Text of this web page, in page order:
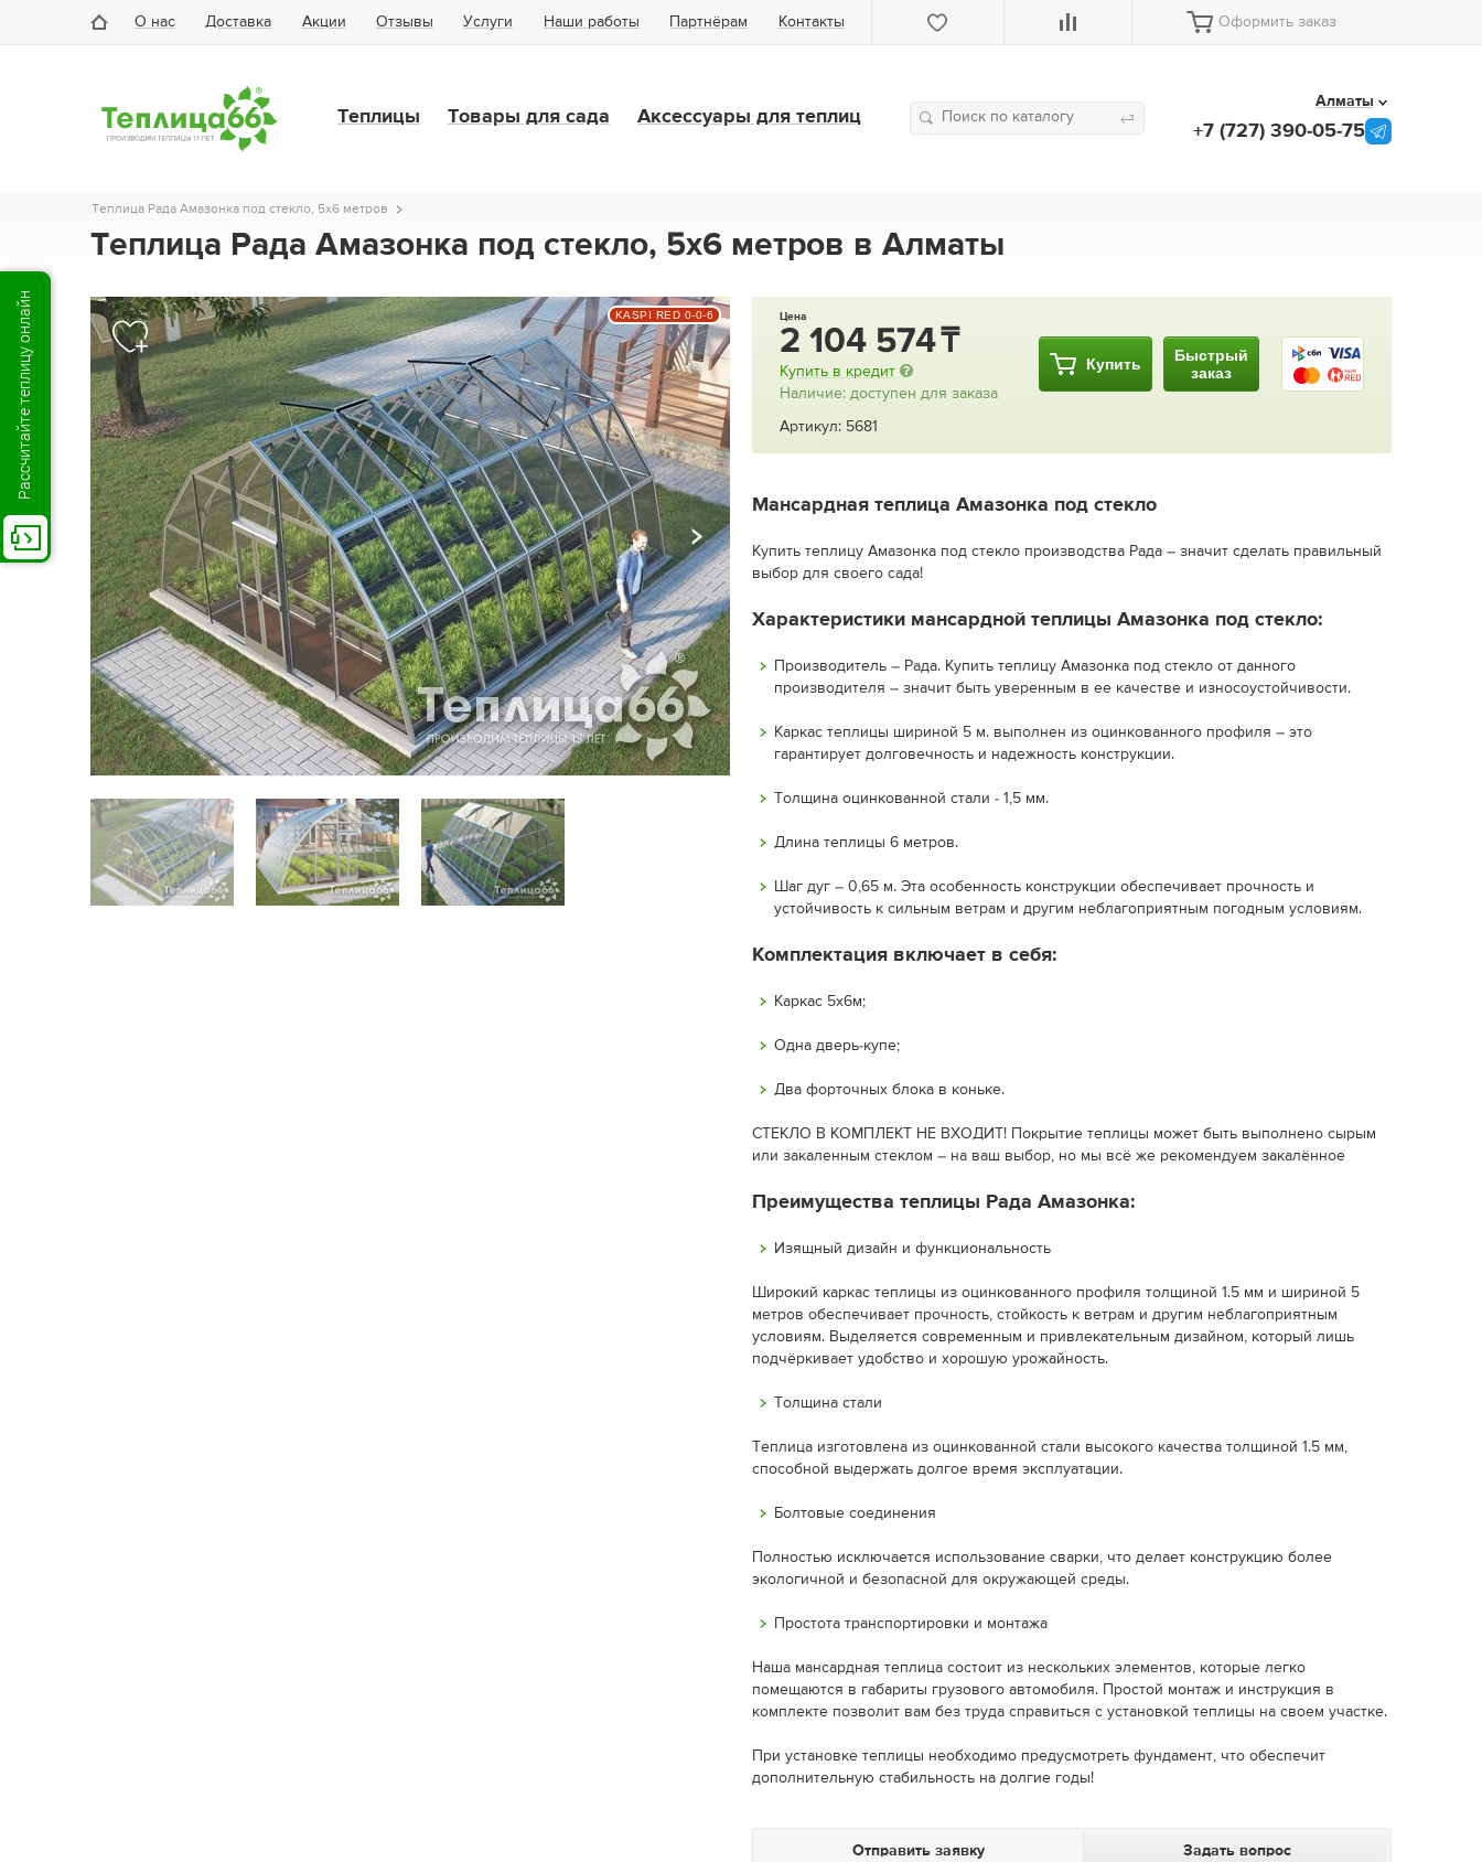
О нас Доставка Акции Отзывы Услуги Наши работы Партнёрам Контакты Оформить заказ
Теплицы Товары для сада Аксессуары для теплиц
Алматы
+7 (727) 390-05-75
Теплица Рада Амазонка под стекло, 5х6 метров
Теплица Рада Амазонка под стекло, 5х6 метров в Алматы
KASPI RED 0-0-6 Цена
2 104 574
Купить в кредит
Наличие: доступен для заказа
Купить
Быстрый
заказ
Артикул: 5681
Мансардная теплица Амазонка под стекло
Купить теплицу Амазонка под стекло производства Рада – значит сделать правильный
выбор для своего сада!
Характеристики мансардной теплицы Амазонка под стекло:
Производитель – Рада. Купить теплицу Амазонка под стекло от данного
производителя – значит быть уверенным в ее качестве и износоустойчивости.
Каркас теплицы шириной 5 м. выполнен из оцинкованного профиля – это
гарантирует долговечность и надежность конструкции.
Толщина оцинкованной стали - 1,5 мм.
Длина теплицы 6 метров.
Шаг дуг – 0,65 м. Эта особенность конструкции обеспечивает прочность и
устойчивость к сильным ветрам и другим неблагоприятным погодным условиям.
Комплектация включает в себя:
Каркас 5х6м;
Одна дверь-купе;
Два форточных блока в коньке.
СТЕКЛО В КОМПЛЕКТ НЕ ВХОДИТ! Покрытие теплицы может быть выполнено сырым
или закаленным стеклом – на ваш выбор, но мы всё же рекомендуем закалённое
Преимущества теплицы Рада Амазонка:
Изящный дизайн и функциональность
Широкий каркас теплицы из оцинкованного профиля толщиной 1.5 мм и шириной 5
метров обеспечивает прочность, стойкость к ветрам и другим неблагоприятным
условиям. Выделяется современным и привлекательным дизайном, который лишь
подчёркивает удобство и хорошую урожайность.
Толщина стали
Теплица изготовлена из оцинкованной стали высокого качества толщиной 1.5 мм,
способной выдержать долгое время эксплуатации.
Болтовые соединения
Полностью исключается использование сварки, что делает конструкцию более
экологичной и безопасной для окружающей среды.
Простота транспортировки и монтажа
Наша мансардная теплица состоит из нескольких элементов, которые легко
помещаются в габариты грузового автомобиля. Простой монтаж и инструкция в
комплекте позволит вам без труда справиться с установкой теплицы на своем участке.
При установке теплицы необходимо предусмотреть фундамент, что обеспечит
дополнительную стабильность на долгие годы!
Отправить заявку Задать вопрос
Рассчитайте теплицу онлайн